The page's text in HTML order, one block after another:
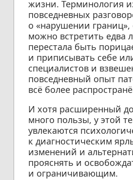
жизни. Терминология
повседневных
о «нарушении границ»,
можно встретить едва
перестала быть
и приписывать себе
специалистов и
повседневный опыт
всё более
И хотя расширенный
много пользы, у этой
увлекаются
к диагностическим
изменений и
прояснять и
и ограничивающим.